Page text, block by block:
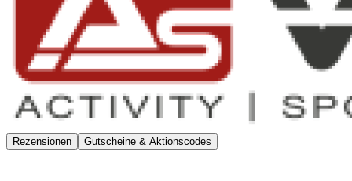
Rezensionen Gutscheine & Aktionscodes